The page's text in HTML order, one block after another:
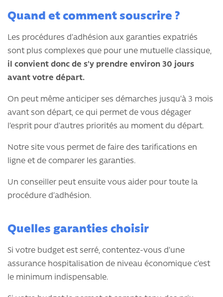
Quand et comment souscrire ?
Les procédures d’adhésion aux garanties expatriés
sont plus complexes que pour une mutuelle classique,
il convient donc de s’y prendre environ 30 jours
avant votre départ.
On peut même anticiper ses démarches jusqu’à 3 mois
avant son départ, ce qui permet de vous dégager
l’esprit pour d’autres priorités au moment du départ.
Notre site vous permet de faire des tarifications en
ligne et de comparer les garanties.
Un conseiller peut ensuite vous aider pour toute la
procédure d’adhésion.
Quelles garanties choisir
Si votre budget est serré, contentez-vous d’une
assurance hospitalisation de niveau économique c’est
le minimum indispensable.